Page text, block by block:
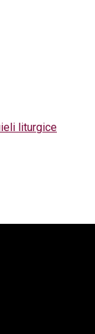
liturgice